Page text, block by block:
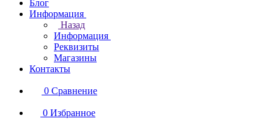
Блог
Информация
Назад
Информация
Реквизиты
Магазины
Контакты
0 Сравнение
0 Избранное